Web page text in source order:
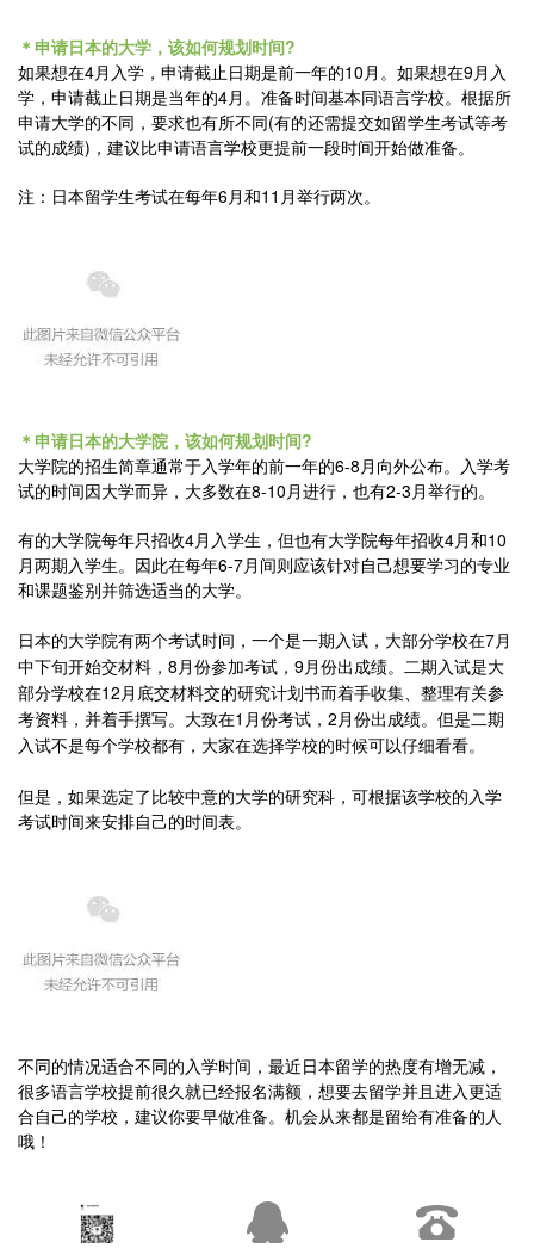
＊申请日本的大学，该如何规划时间?
如果想在4月入学，申请截止日期是前一年的10月。如果想在9月入
学，申请截止日期是当年的4月。准备时间基本同语言学校。根据所
申请大学的不同，要求也有所不同(有的还需提交如留学生考试等考
试的成绩)，建议比申请语言学校更提前一段时间开始做准备。
注：日本留学生考试在每年6月和11月举行两次。
＊申请日本的大学院，该如何规划时间?
大学院的招生简章通常于入学年的前一年的6-8月向外公布。入学考
试的时间因大学而异，大多数在8-10月进行，也有2-3月举行的。
有的大学院每年只招收4月入学生，但也有大学院每年招收4月和10
月两期入学生。因此在每年6-7月间则应该针对自己想要学习的专业
和课题鉴别并筛选适当的大学。
日本的大学院有两个考试时间，一个是一期入试，大部分学校在7月
中下旬开始交材料，8 月份参加考试，9月份出成绩。二期入试是大
部分学校在12 月底交材料交的研究计划书而着手收集、整理有关参
考资料，并着手撰写。大致在1 月份考试 ，2 月份出成绩。但是二期
入试不是每个学校都有，大家在选择学校的时候可以仔细看看。
但是，如果选定了比较中意的大学的研究科，可根据该学校的入学
考试时间来安排自己的时间表。
不同的情况适合不同的入学时间，最近日本留学的热度有增无减，
很多语言学校提前很久就已经报名满额，想要去留学并且进入更适
合自己的学校，建议你要早做准备。机会从来都是留给有准备的人
哦！